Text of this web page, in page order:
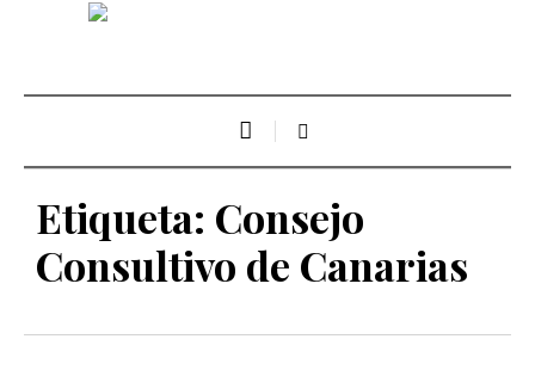
Etiqueta: Consejo
Consultivo de Canarias